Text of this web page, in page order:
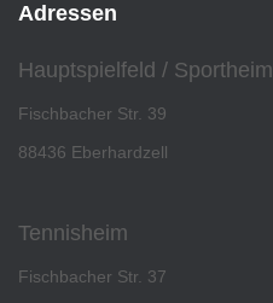
Adressen
Hauptspielfeld / Sportheim
Fischbacher Str. 39
88436 Eberhardzell
Tennisheim
Fischbacher Str. 37